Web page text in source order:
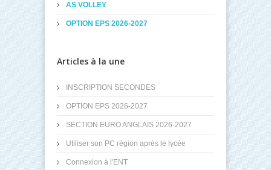
AS VOLLEY
OPTION EPS 2026-2027
Articles à la une
INSCRIPTION SECONDES
OPTION EPS 2026-2027
SECTION EURO ANGLAIS 2026-2027
Utiliser son PC région après le lycée
Connexion à l'ENT